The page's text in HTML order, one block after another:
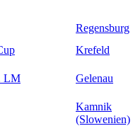
Regensburg
Krefeld
LM
Gelenau
Kamnik
(Slowenien)